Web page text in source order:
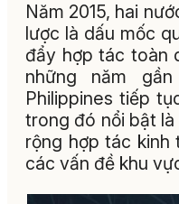
Năm 2015, hai
lược là dấu mốc
đẩy hợp tác toàn
những năm
Philippines tiếp
trong đó nổi bật
rộng hợp tác
các vấn đề khu